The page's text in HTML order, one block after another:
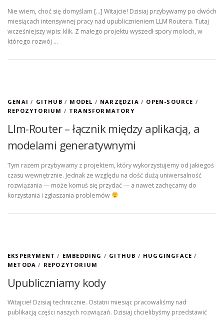
Nie wiem, choć się domyślam […] Witajcie! Dzisiaj przybywamy po dwóch
miesiącach intensywnej pracy nad upublicznieniem LLM Routera. Tutaj
wcześniejszy wpis: klik. Z małego projektu wyszedł spory moloch, w
którego rozwój …
GENAI / GITHUB / MODEL / NARZĘDZIA / OPEN-SOURCE /
REPOZYTORIUM / TRANSFORMATORY
Llm-Router – łącznik między aplikacją, a
modelami generatywnymi
Tym razem przybywamy z projektem, który wykorzystujemy od jakiegoś
czasu wewnętrznie. Jednak ze względu na dość dużą uniwersalność
rozwiązania — może komuś się przydać — a nawet zachęcamy do
korzystania i zgłaszania problemów
EKSPERYMENT / EMBEDDING / GITHUB / HUGGINGFACE /
METODA / REPOZYTORIUM
Upubliczniamy kody
Witajcie! Dzisiaj technicznie. Ostatni miesiąc pracowaliśmy nad
publikacją części naszych rozwiązań. Dzisiaj chcielibyśmy przedstawić